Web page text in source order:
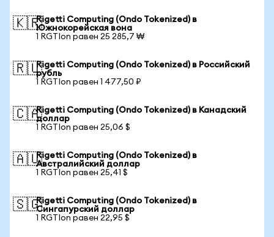
🇰🇷Rigetti Computing (Ondo Tokenized) в
Южнокорейская вона
1 RGTIon равен 25 285,7 ₩
🇷🇺Rigetti Computing (Ondo Tokenized) в Российский
рубль
1 RGTIon равен 1 477,50 ₽
🇨🇦Rigetti Computing (Ondo Tokenized) в Канадский
доллар
1 RGTIon равен 25,06 $
🇦🇺Rigetti Computing (Ondo Tokenized) в
Австралийский доллар
1 RGTIon равен 25,41 $
🇸🇬Rigetti Computing (Ondo Tokenized) в
Сингапурский доллар
1 RGTIon равен 22,95 $